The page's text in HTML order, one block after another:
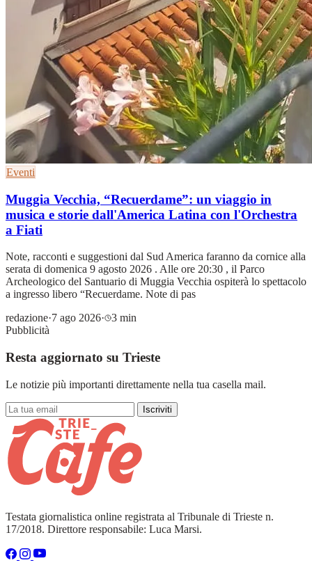
Eventi
Muggia Vecchia, “Recuerdame”: un viaggio in
musica e storie dall'America Latina con l'Orchestra
a Fiati
Note, racconti e suggestioni dal Sud America faranno da cornice alla
serata di domenica 9 agosto 2026 . Alle ore 20:30 , il Parco
Archeologico del Santuario di Muggia Vecchia ospiterà lo spettacolo
a ingresso libero “Recuerdame. Note di pas
redazione·7 ago 2026·
3 min
Pubblicità
Resta aggiornato su Trieste
Le notizie più importanti direttamente nella tua casella mail.
Iscriviti
Testata giornalistica online registrata al Tribunale di Trieste n.
17/2018. Direttore responsabile: Luca Marsi.